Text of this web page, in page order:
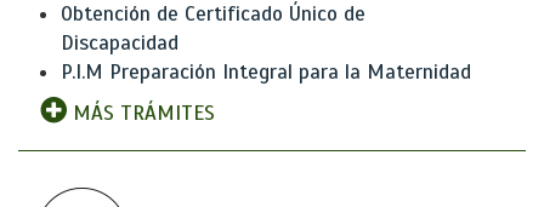
Obtención de Certificado Único de
Discapacidad
P.I.M Preparación Integral para la Maternidad
MÁS TRÁMITES